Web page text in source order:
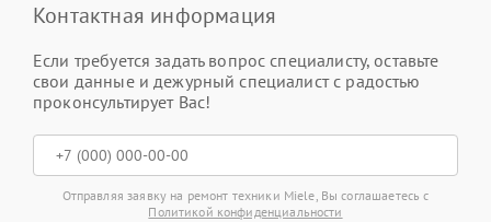
Контактная информация
Если требуется задать вопрос специалисту, оставьте
свои данные и дежурный специалист с радостью
проконсультирует Вас!
Отправляя заявку на ремонт техники Miele, Вы соглашаетесь с
Политикой конфиденциальности